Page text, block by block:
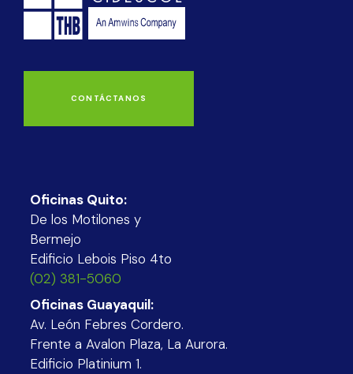
CONTÁCTANOS
Oficinas Quito:
De los Motilones y
Bermejo
Edificio Lebois Piso 4to
(02) 381-5060
Oficinas Guayaquil:
Av. León Febres Cordero.
Frente a Avalon Plaza, La Aurora.
Edificio Platinium 1.